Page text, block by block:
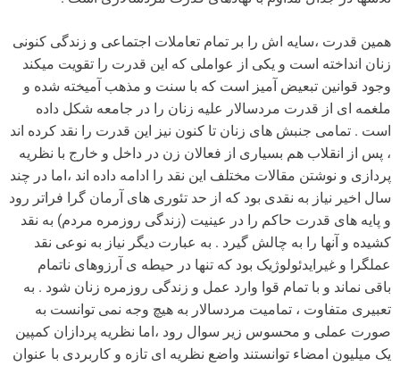
همین قدرت ،سایه اش را بر تمام تعاملات اجتماعی و زندگی کنونی
زنان انداخته است و یکی از عواملی که این قدرت را تقویت میکند
وجود قوانین تبعیض آمیز است که با سنت و مذهب آمیخته شده و
ملغمه ای از قدرت مردسالار علیه زنان را در جامعه شکل داده
است . تمامی جنبش های زنان تا کنون نیز این قدرت را نقد کرده اند
، پس از انقلاب هم بسیاری از فعالان زن در داخل و خارج با نظریه
پردازی و نوشتن مقالات مختلف این نقد را ادامه داده اند ،اما در چند
سال اخیر نیاز به نقدی بود که از حد تئوری های آرمان گرا فراتر رود
و پایه های قدرت حاکم را در عینیت (زندگی روزمره مردم) به نقد
کشیده و آنها را به چالش گیرد . به عبارت دیگر نیاز به نوعی نقد
عملگرا و غیرایدئولوژیک بود که تنها در حیطه ی آرزوهای ناتمام
باقی نماند و با تمام قوا وارد عمل و زندگی روزمره زنان شود . به
تعبیری متفاوت ، تمامیت مردسالار به هیچ وجه نمی توانست به
صورت عملی و محسوس زیر سوال رود ،اما نظریه پردازان کمپین
یک میلیون امضاء توانستند واضع نظریه ای تازه و کاربردی با عنوان